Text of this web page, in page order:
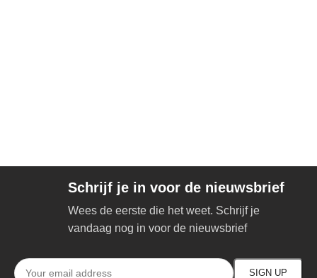
Schrijf je in voor de nieuwsbrief
Wees de eerste die het weet. Schrijf je
vandaag nog in voor de nieuwsbrief